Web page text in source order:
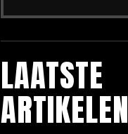
LAATSTE
ARTIKELEN